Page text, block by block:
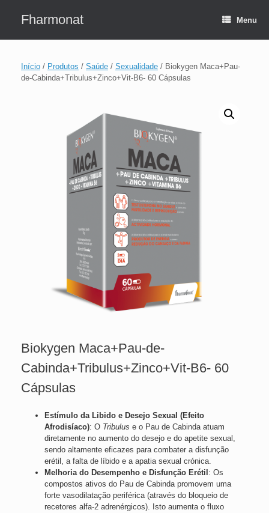
Fharmonat Menu
Início / Produtos / Saúde / Sexualidade / Biokygen Maca+Pau-
de-Cabinda+Tribulus+Zinco+Vit-B6- 60 Cápsulas
Biokygen Maca+Pau-de-
Cabinda+Tribulus+Zinco+Vit-B6- 60
Cápsulas
Estímulo da Libido e Desejo Sexual (Efeito
Afrodisíaco): O Tribulus e o Pau de Cabinda atuam
diretamente no aumento do desejo e do apetite sexual,
sendo altamente eficazes para combater a disfunção
erétil, a falta de líbido e a apatia sexual crónica.
Melhoria do Desempenho e Disfunção Erétil : Os
compostos ativos do Pau de Cabinda promovem uma
forte vasodilatação periférica (através do bloqueio de
recetores alfa-2 adrenérgicos). Isto aumenta o fluxo